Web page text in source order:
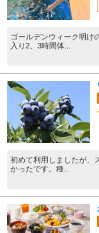
ゴールデンウィーク明け
入り2、3時間体...
初めて利用しましたが、
かったです。種...